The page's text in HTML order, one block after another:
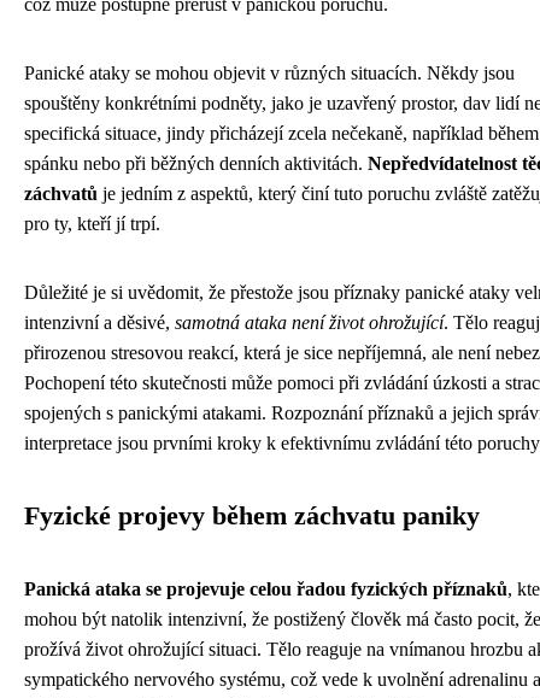
což může postupně přerůst v panickou poruchu.
Panické ataky se mohou objevit v různých situacích. Někdy jsou
spouštěny konkrétními podněty, jako je uzavřený prostor, dav lidí
specifická situace, jindy přicházejí zcela nečekaně, například během
spánku nebo při běžných denních aktivitách. Nepředvídatelnost
záchvatů je jedním z aspektů, který činí tuto poruchu zvláště
pro ty, kteří jí trpí.
Důležité je si uvědomit, že přestože jsou příznaky panické ataky
intenzivní a děsivé, samotná ataka není život ohrožující. Tělo
přirozenou stresovou reakcí, která je sice nepříjemná, ale není
Pochopení této skutečnosti může pomoci při zvládání úzkosti a
spojených s panickými atakami. Rozpoznání příznaků a jejich
interpretace jsou prvními kroky k efektivnímu zvládání této
Fyzické projevy během záchvatu paniky
Panická ataka se projevuje celou řadou fyzických příznaků,
mohou být natolik intenzivní, že postižený člověk má často pocit, že
prožívá život ohrožující situaci. Tělo reaguje na vnímanou hrozbu
sympatického nervového systému, což vede k uvolnění adrenalinu a